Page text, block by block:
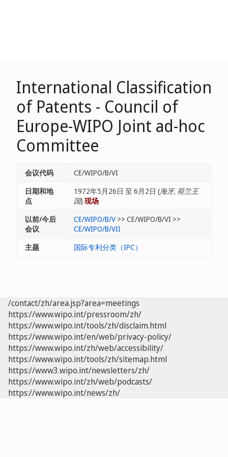
International Classification
of Patents - Council of
Europe-WIPO Joint ad-hoc
Committee
会议代码
CE/WIPO/B/VI
日期和地
点
1972年5月26日 至 6月2日 (海牙, 荷兰王
国) 现场
以前/今后
会议
CE/WIPO/B/V >> CE/WIPO/B/VI >>
CE/WIPO/B/VII
主题
国际专利分类（IPC）
/contact/zh/area.jsp?area=meetings
https://www.wipo.int/pressroom/zh/
https://www.wipo.int/tools/zh/disclaim.html
https://www.wipo.int/en/web/privacy-policy/
https://www.wipo.int/zh/web/accessibility/
https://www.wipo.int/tools/zh/sitemap.html
https://www3.wipo.int/newsletters/zh/
https://www.wipo.int/zh/web/podcasts/
https://www.wipo.int/news/zh/